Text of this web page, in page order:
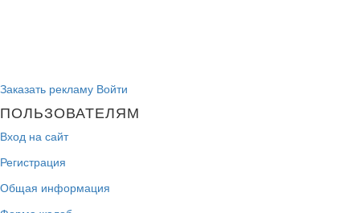
Заказать рекламу Войти
ПОЛЬЗОВАТЕЛЯМ
Вход на сайт
Регистрация
Общая информация